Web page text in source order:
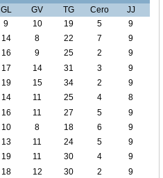
GL GV TG Cero
JJ
9 10 19 5
9
14 8 22 7
9
16 9 25 2
9
17 14 31 3
9
19 15 34 2
9
14 11 25 4
8
16 11 27 5
9
10 8 18 6
9
13 11 24 5
9
19 11 30 4
9
18 12 30 2
9